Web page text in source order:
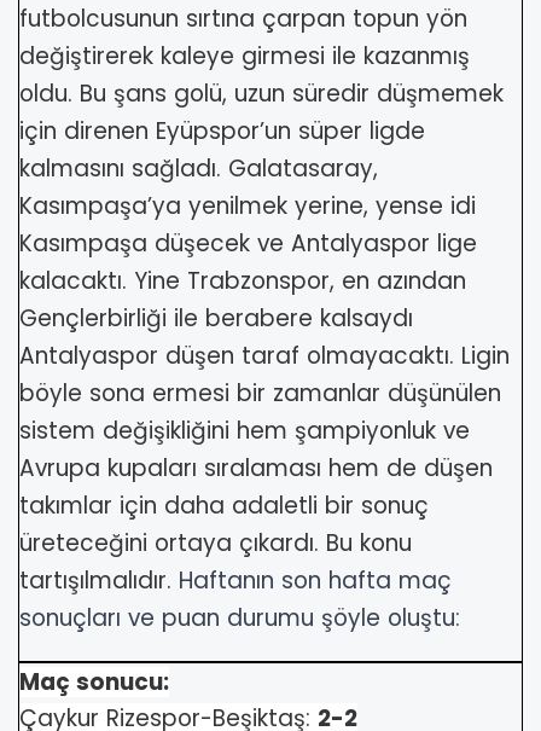
futbolcusunun sırtına çarpan topun yön
değiştirerek kaleye girmesi ile kazanmış
oldu. Bu şans golü, uzun süredir düşmemek
için direnen Eyüpspor’un süper ligde
kalmasını sağladı. Galatasaray,
Kasımpaşa’ya yenilmek yerine, yense idi
Kasımpaşa düşecek ve Antalyaspor lige
kalacaktı. Yine Trabzonspor, en azından
Gençlerbirliği ile berabere kalsaydı
Antalyaspor düşen taraf olmayacaktı. Ligin
böyle sona ermesi bir zamanlar düşünülen
sistem değişikliğini hem şampiyonluk ve
Avrupa kupaları sıralaması hem de düşen
takımlar için daha adaletli bir sonuç
üreteceğini ortaya çıkardı. Bu konu
tartışılmalıdır. Haftanın son hafta maç
sonuçları ve puan durumu şöyle oluştu:
Maç sonucu:
Çaykur Rizespor-Beşiktaş: 2-2